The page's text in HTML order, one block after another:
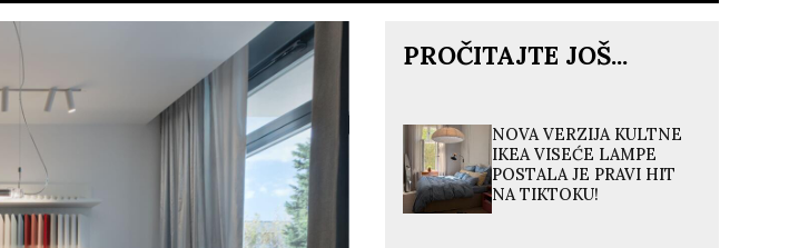
PROČITAJTE JOŠ...
NOVA VERZIJA KULTNE
IKEA VISEĆE LAMPE
POSTALA JE PRAVI HIT
NA TIKTOKU!